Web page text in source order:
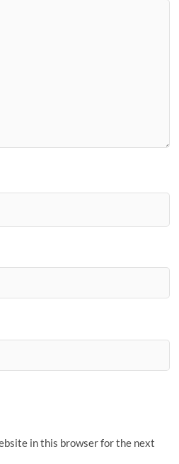
in this browser for the next